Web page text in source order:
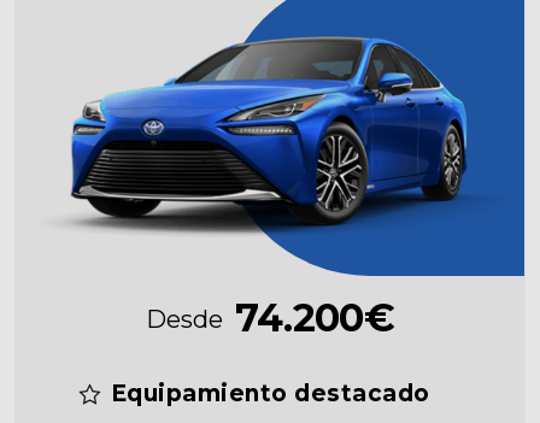
Desde 74.200€
Equipamiento destacado